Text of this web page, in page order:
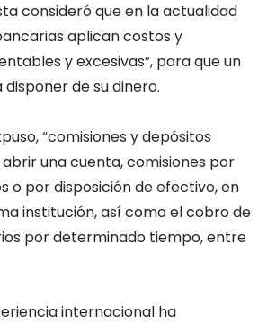
consideró que en la actualidad
aplican costos y
y excesivas”, para que un
de su dinero.
“comisiones y depósitos
una cuenta, comisiones por
o por disposición de efectivo, en
institución, así como el cobro de
por determinado tiempo, entre
internacional ha